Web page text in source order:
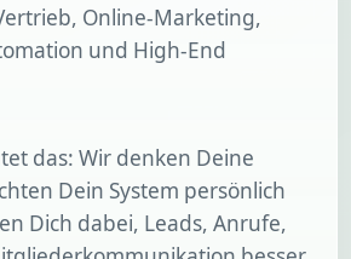
Online-Marketing,
und High-End
das: Wir denken Deine
Dein System persönlich
Dich dabei, Leads, Anrufe,